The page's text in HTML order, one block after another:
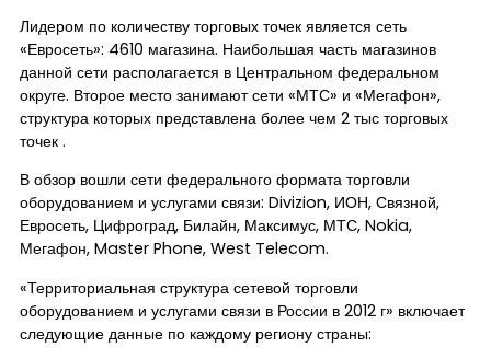
Лидером по количеству торговых точек является сеть
«Евросеть»: 4610 магазина. Наибольшая часть магазинов
данной сети располагается в Центральном федеральном
округе. Второе место занимают сети «МТС» и «Мегафон»,
структура которых представлена более чем 2 тыс торговых
точек .
В обзор вошли сети федерального формата торговли
оборудованием и услугами связи: Divizion, ИОН, Связной,
Евросеть, Цифроград, Билайн, Максимус, МТС, Nokia,
Мегафон, Master Phone, West Telecom.
«Территориальная структура сетевой торговли
оборудованием и услугами связи в России в 2012 г» включает
следующие данные по каждому региону страны: